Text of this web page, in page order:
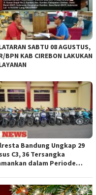
SABTU 08 AGUSTUS,
BPN KAB CIREBON LAKUKAN
Bandung Ungkap 29
C3, 36 Tersangka
dalam Periode